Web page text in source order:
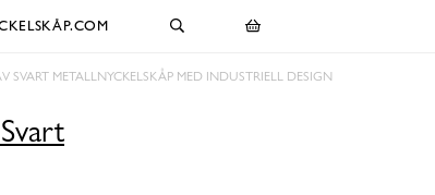
SVART METALLNYCKELSKÅP MED INDUSTRIELL DESIGN